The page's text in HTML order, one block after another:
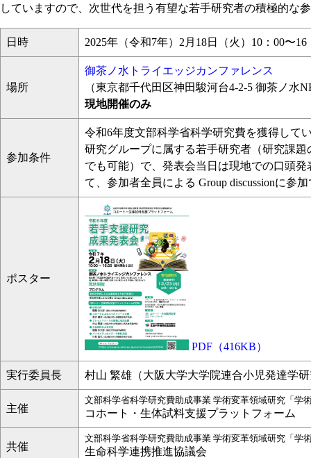
していますので、次世代を担う有望な若手研究者の積極的な
日時 2025年（令和7年）2月18日（火）10：00〜
場所
御茶ノ水トライエッジカンファレンス
（東京都千代田区神田駿河台4-2-5 御茶ノ水
現地開催のみ
参加条件
令和6年度文部科学省科学研究費を獲得して
研究グループに属する若手研究者（研究課
でも可能）で、発表会当日は現地での口頭
て、参加者全員による Group discussionに参
ポスター
PDF（416KB）
実行委員長 村山 繁雄（大阪大学大学院連合小児発達学
主催
文部科学省科学研究費助成事業 学術変革領域研究「学
コホート・生体試料支援プラットフォーム
共催
文部科学省科学研究費助成事業 学術変革領域研究「学
生命科学連携推進協議会